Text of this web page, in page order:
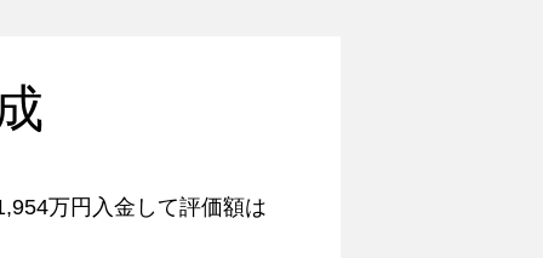
万円入金して評価額は